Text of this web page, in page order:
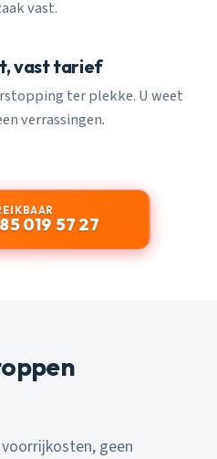
vast.
vast tarief
ter plekke. U weet
verrassingen.
019 57 27
geen